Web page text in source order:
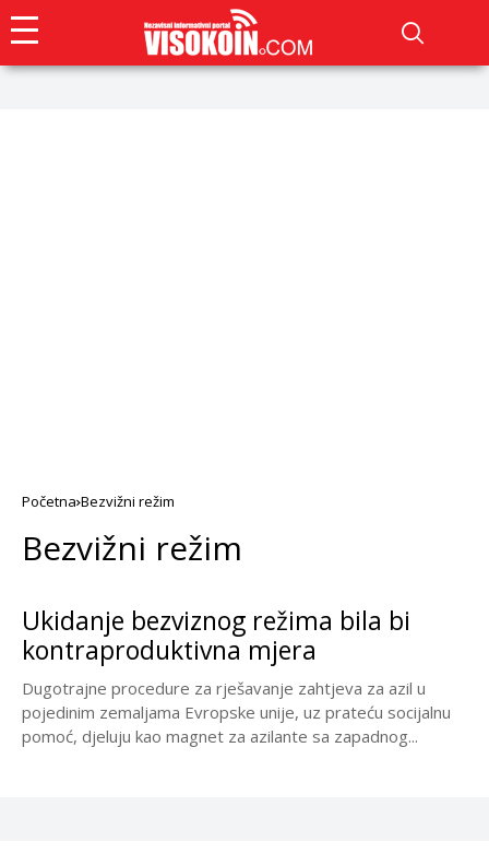
Početna Bezvižni režim
Bezvižni režim
Ukidanje bezviznog režima bila bi
kontraproduktivna mjera
Dugotrajne procedure za rješavanje zahtjeva za azil u
pojedinim zemaljama Evropske unije, uz prateću socijalnu
pomoć, djeluju kao magnet za azilante sa zapadnog...